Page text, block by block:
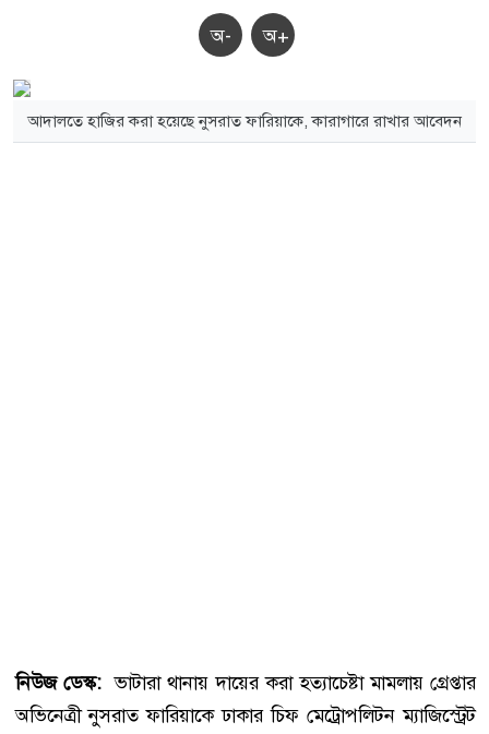
অ- অ+
আদালতে হাজির করা হয়েছে নুসরাত ফারিয়াকে, কারাগারে রাখার আবেদন
নিউজ ডেস্ক:ভাটারা থানায় দায়ের করা হত্যাচেষ্টা মামলায় গ্রেপ্তার
অভিনেত্রী নুসরাত ফারিয়াকে ঢাকার চিফ মেট্রোপলিটন ম্যাজিস্ট্রেট